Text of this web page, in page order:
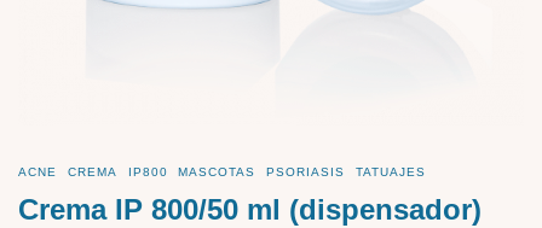
ACNE CREMA IP800 MASCOTAS PSORIASIS TATUAJES
Crema IP 800/50 ml (dispensador)